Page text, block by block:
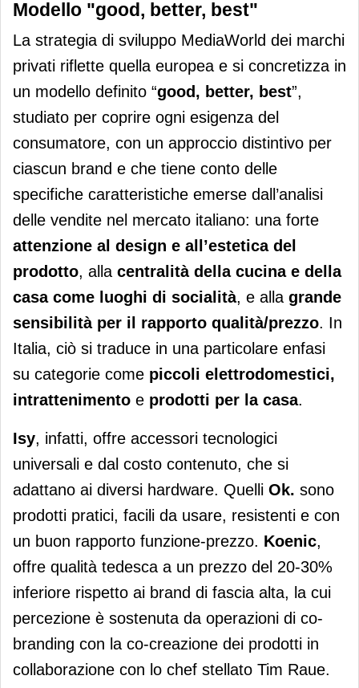
Modello "good, better, best"
La strategia di sviluppo MediaWorld dei marchi
privati riflette quella europea e si concretizza in
un modello definito “good, better, best”,
studiato per coprire ogni esigenza del
consumatore, con un approccio distintivo per
ciascun brand e che tiene conto delle
specifiche caratteristiche emerse dall’analisi
delle vendite nel mercato italiano: una forte
attenzione al design e all’estetica del
prodotto, alla centralità della cucina e della
casa come luoghi di socialità, e alla grande
sensibilità per il rapporto qualità/prezzo. In
Italia, ciò si traduce in una particolare enfasi
su categorie come piccoli elettrodomestici,
intrattenimento e prodotti per la casa.
Isy, infatti, offre accessori tecnologici
universali e dal costo contenuto, che si
adattano ai diversi hardware. Quelli Ok. sono
prodotti pratici, facili da usare, resistenti e con
un buon rapporto funzione-prezzo. Koenic,
offre qualità tedesca a un prezzo del 20-30%
inferiore rispetto ai brand di fascia alta, la cui
percezione è sostenuta da operazioni di co-
branding con la co-creazione dei prodotti in
collaborazione con lo chef stellato Tim Raue.